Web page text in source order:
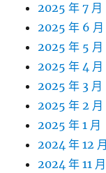
2025 年 7 月
2025 年 6 月
2025 年 5 月
2025 年 4 月
2025 年 3 月
2025 年 2 月
2025 年 1 月
2024 年 12 月
2024 年 11 月